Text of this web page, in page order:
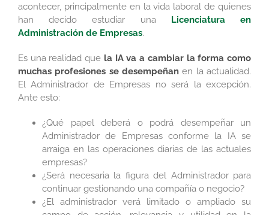
acontecer, principalmente en la vida laboral de quienes
han decido estudiar una Licenciatura en
Administración de Empresas.
Es una realidad que la IA va a cambiar la forma como
muchas profesiones se desempeñan en la actualidad.
El Administrador de Empresas no será la excepción.
Ante esto:
¿Qué papel deberá o podrá desempeñar un
Administrador de Empresas conforme la IA se
arraiga en las operaciones diarias de las actuales
empresas?
¿Será necesaria la figura del Administrador para
continuar gestionando una compañía o negocio?
¿El administrador verá limitado o ampliado su